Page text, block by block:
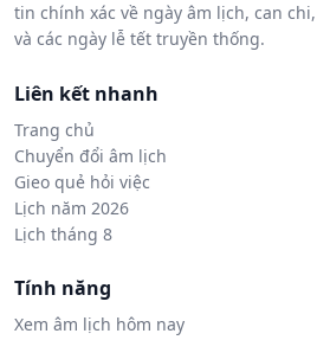
tin chính xác về ngày âm lịch, can
và các ngày lễ tết truyền thống.
Liên kết nhanh
Trang chủ
Chuyển đổi âm lịch
Gieo quẻ hỏi việc
Lịch năm 2026
Lịch tháng 8
Tính năng
Xem âm lịch hôm nay